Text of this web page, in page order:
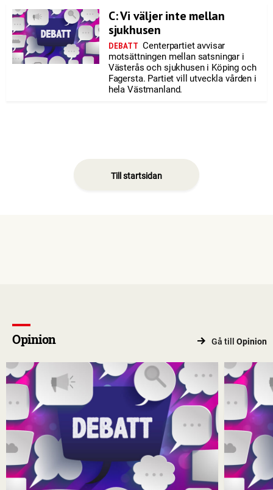
C: Vi väljer inte mellan
sjukhusen
DEBATT Centerpartiet avvisar
motsättningen mellan satsningar i
Västerås och sjukhusen i Köping och
Fagersta. Partiet vill utveckla vården i
hela Västmanland.
Till startsidan
Opinion Gå till Opinion